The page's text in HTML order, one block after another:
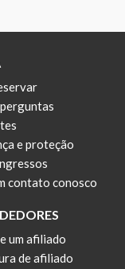
e proteção
contato conosco
um afiliado
de afiliado